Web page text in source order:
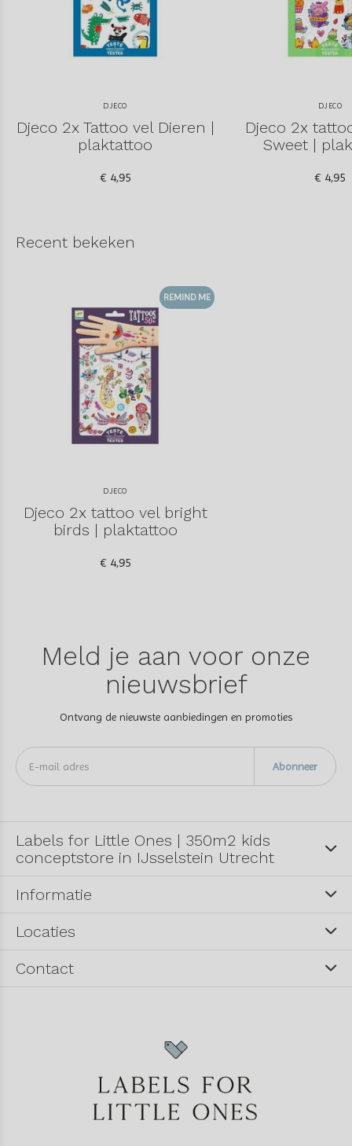
DJECO
Djeco 2x Tattoo vel Dieren |
plaktattoo
€ 4,95
DJECO
Djeco 2x
Sweet |
€ 4,95
Recent bekeken
REMIND ME
DJECO
Djeco 2x tattoo vel bright
birds | plaktattoo
€ 4,95
Meld je aan voor onze
nieuwsbrief
Ontvang de nieuwste aanbiedingen en promoties
Abonneer
Labels for Little Ones | 350m2 kids
conceptstore in IJsselstein Utrecht
Informatie
Locaties
Contact